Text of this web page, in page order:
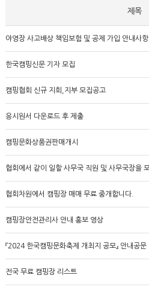
제목
야영장 사고배상 책임보험 및 공제 가입 안내사항
한국캠핑신문 기자 모집
캠핑협회 신규 지회,지부 모집공고
응시원서 다운로드 후 제출
캠핑문화상품권판매개시
협회에서 같이 일할 사무국 직원 및 사무국장을
협회차원에서 캠핑장 매매 무료 중개합니다.
캠핑장안전관리사 안내 홍보 영상
『2024 한국캠핑문화축제 개최지 공모』 안내공문
전국 무료 캠핑장 리스트